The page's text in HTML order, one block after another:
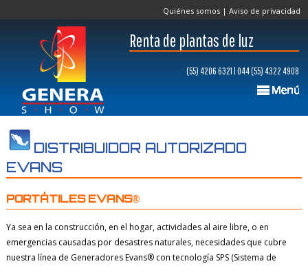
Quiénes somos| Aviso de privacidad
Renta de plantas de luz
(55) 4206 6321 | 044 (55) 4322 4908
DISTRIBUIDOR AUTORIZADO
EVANS
PORTÁTILES EVANS®
Ya sea en la construcción, en el hogar, actividades al aire libre, o en
emergencias causadas por desastres naturales, necesidades que cubre
nuestra línea de Generadores Evans® con tecnología SPS (Sistema de